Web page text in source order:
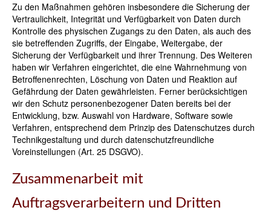
Zu den Maßnahmen gehören insbesondere die Sicherung der
Vertraulichkeit, Integrität und Verfügbarkeit von Daten durch
Kontrolle des physischen Zugangs zu den Daten, als auch des
sie betreffenden Zugriffs, der Eingabe, Weitergabe, der
Sicherung der Verfügbarkeit und ihrer Trennung. Des Weiteren
haben wir Verfahren eingerichtet, die eine Wahrnehmung von
Betroffenenrechten, Löschung von Daten und Reaktion auf
Gefährdung der Daten gewährleisten. Ferner berücksichtigen
wir den Schutz personenbezogener Daten bereits bei der
Entwicklung, bzw. Auswahl von Hardware, Software sowie
Verfahren, entsprechend dem Prinzip des Datenschutzes durch
Technikgestaltung und durch datenschutzfreundliche
Voreinstellungen (Art. 25 DSGVO).
Zusammenarbeit mit
Auftragsverarbeitern und Dritten